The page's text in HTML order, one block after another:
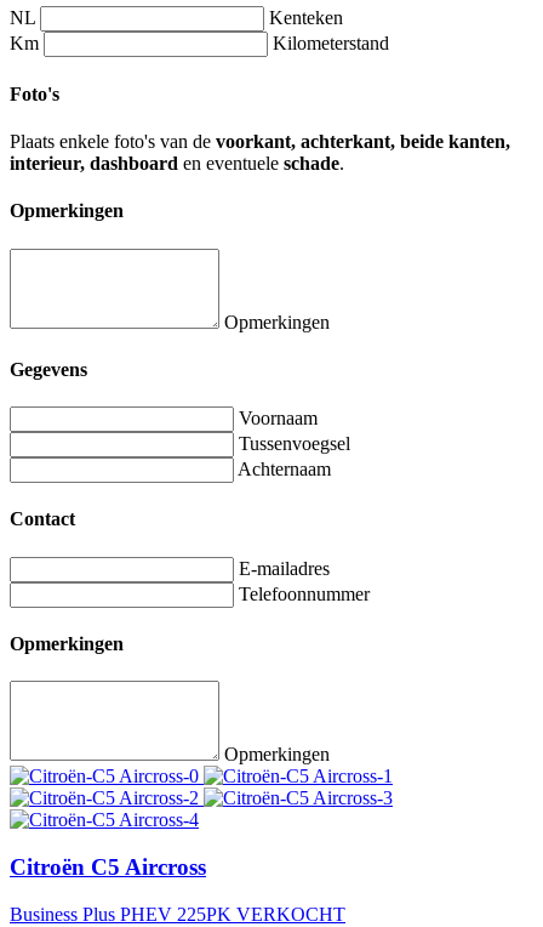
NL
Kenteken
Km
Kilometerstand
Foto's
Plaats enkele foto's van de voorkant, achterkant, beide kanten,
interieur, dashboard en eventuele schade.
Opmerkingen
Opmerkingen
Gegevens
Voornaam
Tussenvoegsel
Achternaam
Contact
E-mailadres
Telefoonnummer
Opmerkingen
Opmerkingen
Citroën C5 Aircross
Business Plus PHEV 225PK VERKOCHT